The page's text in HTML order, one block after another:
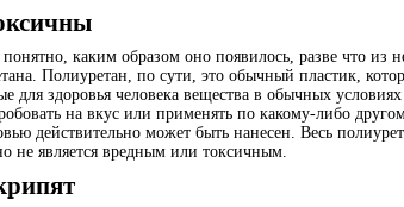
каким образом оно появилось, разве что из
Полиуретан, по сути, это обычный пластик,
для здоровья человека вещества в обычных
на вкус или применять по какому-либо
действительно может быть нанесен. Весь
не является вредным или токсичным.